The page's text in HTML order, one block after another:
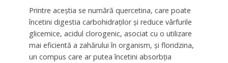
Printre aceștia se numără quercetina, care poate
încetini digestia carbohidraților și reduce vârfurile
glicemice, acidul clorogenic, asociat cu o utilizare
mai eficientă a zahărului în organism, și floridzina,
un compus care ar putea încetini absorbția